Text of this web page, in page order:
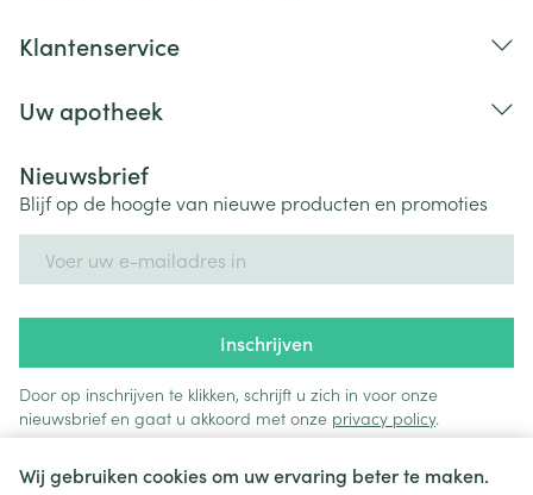
Wij gebruiken cookies om uw ervaring beter te maken.
Klantenservice
Uw apotheek
Nieuwsbrief
Blijf op de hoogte van nieuwe producten en promoties
Inschrijven
Door op inschrijven te klikken, schrijft u zich in voor onze
nieuwsbrief en gaat u akkoord met onze privacy policy.